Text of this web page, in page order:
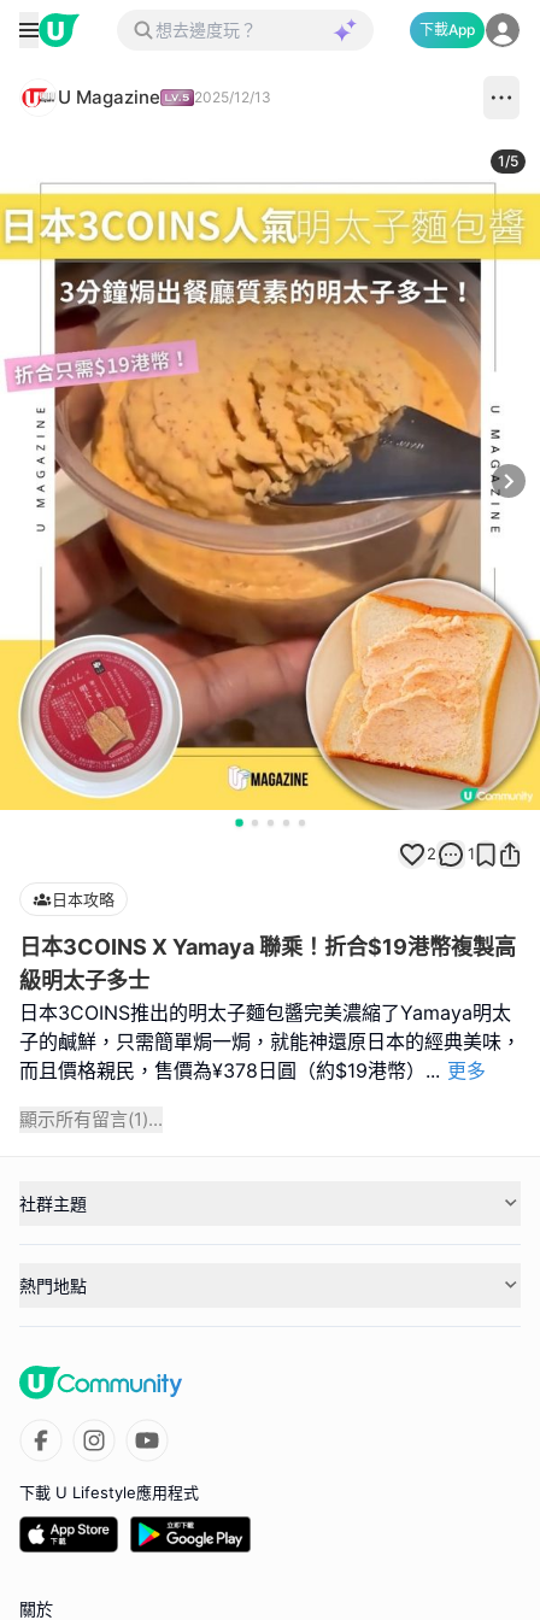
下載App
U Magazine 2025/12/13
1/5
2 1
日本攻略
日本3COINS X Yamaya 聯乘！折合$19港幣複製高
級明太子多士
日本3COINS推出的明太子麵包醬完美濃縮了Yamaya明太
子的鹹鮮，只需簡單焗一焗，就能神還原日本的經典美味，
而且價格親民，售價為¥378日圓（約$19港幣） ... 更多
顯示所有留言(1)...
社群主題
熱門地點
下載 U Lifestyle應用程式
關於